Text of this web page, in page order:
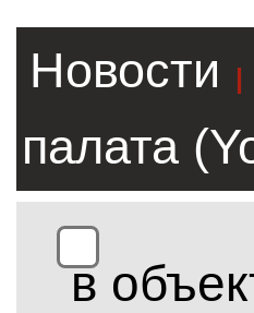
Новости |
палата
в